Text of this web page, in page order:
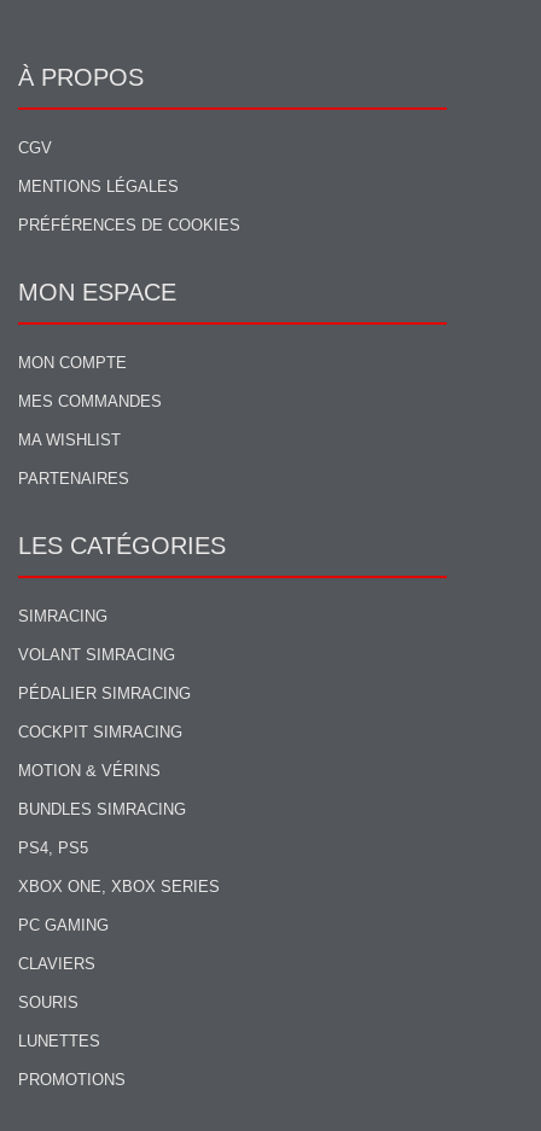
À PROPOS
CGV
MENTIONS LÉGALES
PRÉFÉRENCES DE COOKIES
MON ESPACE
MON COMPTE
MES COMMANDES
MA WISHLIST
PARTENAIRES
LES CATÉGORIES
SIMRACING
VOLANT SIMRACING
PÉDALIER SIMRACING
COCKPIT SIMRACING
MOTION & VÉRINS
BUNDLES SIMRACING
PS4, PS5
XBOX ONE, XBOX SERIES
PC GAMING
CLAVIERS
SOURIS
LUNETTES
PROMOTIONS